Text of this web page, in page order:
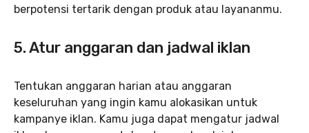
berpotensi tertarik dengan produk atau layananmu.
5. Atur anggaran dan jadwal iklan
Tentukan anggaran harian atau anggaran
keseluruhan yang ingin kamu alokasikan untuk
kampanye iklan. Kamu juga dapat mengatur jadwal